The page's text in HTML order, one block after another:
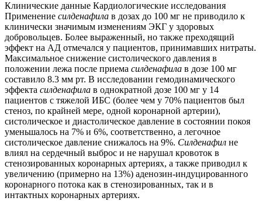
Клинические данные Кардиологические исследования
Применение силденафила в дозах до 100 мг не приводило к
клинически значимым изменениям ЭКГ у здоровых
добровольцев. Более выраженный, но также преходящий
эффект на АД отмечался у пациентов, принимавших нитраты.
Максимальное снижение систолического давления в
положении лежа после приема силденафила в дозе 100 мг
составило 8.3 мм рт. В исследовании гемодинамического
эффекта силденафила в однократной дозе 100 мг у 14
пациентов с тяжелой ИБС (более чем у 70% пациентов был
стеноз, по крайней мере, одной коронарной артерии),
систолическое и диастолическое давление в состоянии покоя
уменьшалось на 7% и 6%, соответственно, а легочное
систолическое давление снижалось на 9%. Силденафил не
влиял на сердечный выброс и не нарушал кровоток в
стенозированных коронарных артериях, а также приводил к
увеличению (примерно на 13%) аденозин-индуцированного
коронарного потока как в стенозированных, так и в
интактных коронарных артериях.